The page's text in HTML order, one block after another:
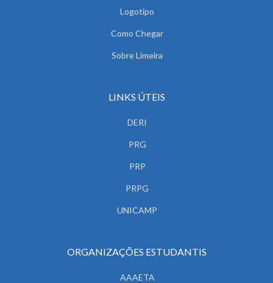
Logotipo
Como Chegar
Sobre Limeira
LINKS ÚTEIS
DERI
PRG
PRP
PRPG
UNICAMP
ORGANIZAÇÕES ESTUDANTIS
AAAETA